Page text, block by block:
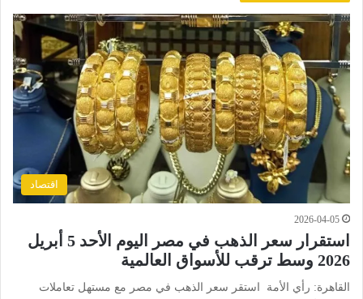
اقتصاد
2026-04-05
استقرار سعر الذهب في مصر اليوم الأحد 5 أبريل
2026 وسط ترقب للأسواق العالمية
القاهرة: رأي الأمة استقر سعر الذهب في مصر مع مستهل تعاملات